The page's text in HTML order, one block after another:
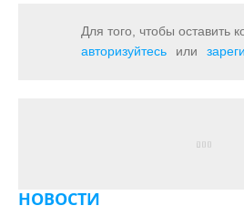
Для того, чтобы оставить
авторизуйтесь
или
НОВОСТИ